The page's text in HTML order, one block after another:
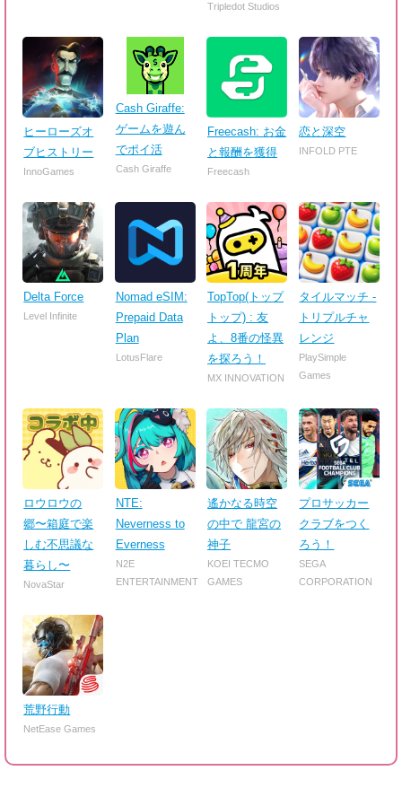
Tripledot Studios
ヒーローズオ
ブヒストリー
InnoGames
Cash Giraffe:
ゲームを遊ん
でポイ活
Cash Giraffe
Freecash: お金
と報酬を獲得
Freecash
恋と深空
INFOLD PTE
Delta Force
Level Infinite
Nomad eSIM:
Prepaid Data
Plan
LotusFlare
TopTop(トップ
トップ) : 友
よ、8番の怪異
を探ろう！
MX INNOVATION
タイルマッチ -
トリプルチャ
レンジ
PlaySimple
Games
ロウロウの
郷〜箱庭で楽
しむ不思議な
暮らし〜
NovaStar
NTE:
Neverness to
Everness
N2E
ENTERTAINMENT
遙かなる時空
の中で 龍宮の
神子
KOEI TECMO
GAMES
プロサッカー
クラブをつく
ろう！
SEGA
CORPORATION
荒野行動
NetEase Games